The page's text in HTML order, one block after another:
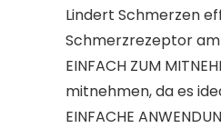
Lindert Schmerzen
Schmerzrezeptor
EINFACH ZUM
mitnehmen, da es
EINFACHE